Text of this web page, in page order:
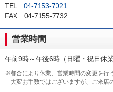
TEL 04-7153-7021
FAX 04-7155-7732
営業時間
午前9時～午後6時（日曜・祝日休業
※都合により休業、営業時間の変更を行
大変お手数ではございますが、ご来店